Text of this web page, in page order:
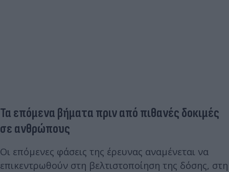
Τα επόμενα βήματα πριν από πιθανές δοκιμές
σε ανθρώπους
Οι επόμενες φάσεις της έρευνας αναμένεται να
επικεντρωθούν στη βελτιστοποίηση της δόσης, στη